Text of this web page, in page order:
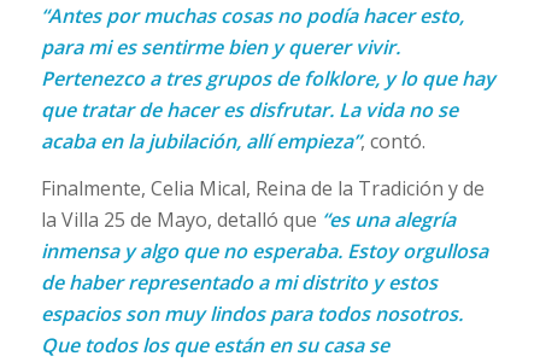
“Antes por muchas cosas no podía hacer esto,
para mi es sentirme bien y querer vivir.
Pertenezco a tres grupos de folklore, y lo que hay
que tratar de hacer es disfrutar. La vida no se
acaba en la jubilación, allí empieza”, contó.
Finalmente, Celia Mical, Reina de la Tradición y de
la Villa 25 de Mayo, detalló que “es una alegría
inmensa y algo que no esperaba. Estoy orgullosa
de haber representado a mi distrito y estos
espacios son muy lindos para todos nosotros.
Que todos los que están en su casa se